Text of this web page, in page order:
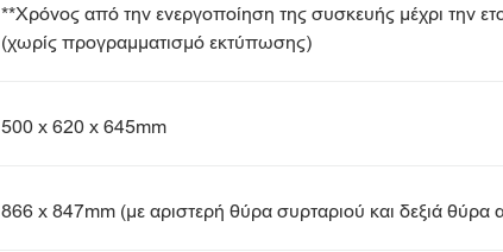
**Χρόνος από την ενεργοποίηση της συσκευής μέχρι την
(χωρίς προγραμματισμό εκτύπωσης)
500 x 620 x 645mm
866 x 847mm (με αριστερή θύρα συρταριού και δεξιά θύρα